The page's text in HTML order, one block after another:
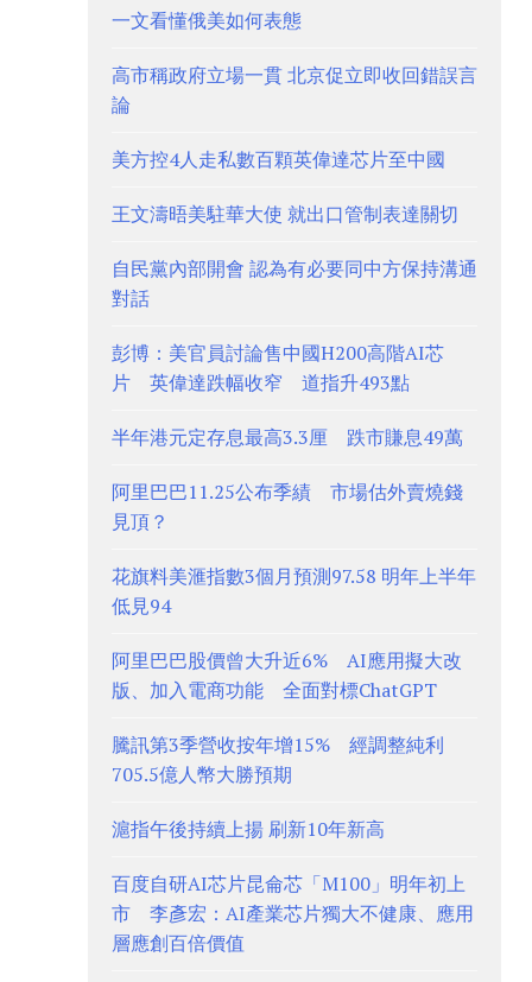
一文看懂俄美如何表態
高市稱政府立場一貫 北京促立即收回錯誤言
論
美方控4人走私數百顆英偉達芯片至中國
王文濤晤美駐華大使 就出口管制表達關切
自民黨內部開會 認為有必要同中方保持溝通
對話
彭博：美官員討論售中國H200高階AI芯
片 英偉達跌幅收窄 道指升493點
半年港元定存息最高3.3厘 跌市賺息49萬
阿里巴巴11.25公布季績 市場估外賣燒錢
見頂？
花旗料美滙指數3個月預測97.58 明年上半年
低見94
阿里巴巴股價曾大升近6% AI應用擬大改
版、加入電商功能 全面對標ChatGPT
騰訊第3季營收按年增15% 經調整純利
705.5億人幣大勝預期
滬指午後持續上揚 刷新10年新高
百度自研AI芯片昆侖芯「M100」明年初上
市 李彥宏：AI產業芯片獨大不健康、應用
層應創百倍價值